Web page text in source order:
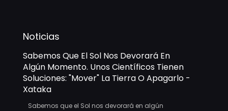
Noticias
Sabemos Que El Sol Nos Devorará En
Algún Momento. Unos Científicos Tienen
Soluciones: "mover" La Tierra O Apagarlo -
Xataka
Sabemos que el Sol nos devorará en algún